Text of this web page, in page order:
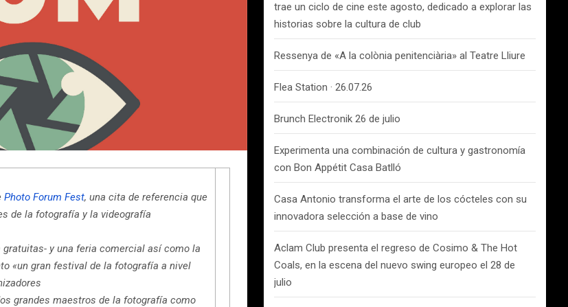
Photo Forum Fest, una cita de referencia que
de la fotografía y la videografía
y una feria comercial así como la
«un gran festival de la fotografía a nivel
grandes maestros de la fotografía como
trae un ciclo de cine este agosto, dedicado a explorar las
historias sobre la cultura de club
Ressenya de «A la colònia penitenciària» al Teatre Lliure
Flea Station · 26.07.26
Brunch Electronik 26 de julio
Experimenta una combinación de cultura y gastronomía
con Bon Appétit Casa Batlló
Casa Antonio transforma el arte de los cócteles con su
innovadora selección a base de vino
Aclam Club presenta el regreso de Cosimo & The Hot
Coals, en la escena del nuevo swing europeo el 28 de
julio